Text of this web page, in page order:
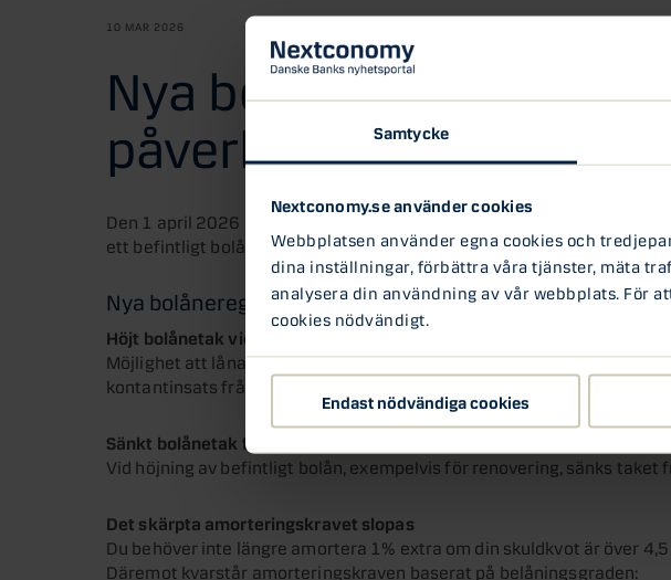
Samtycke
Nextconomy.se använder cookies
Webbplatsen använder egna cookies och
dina inställningar, förbättra våra tjänster, mäta
analysera din användning av vår webbplats. För
cookies nödvändigt.
Endast nödvändiga cookies
10 MAR 2026
Nya bolåneregler – så
påverkas
Den 1 april 2026 införs nya bolåneregler som kan påverkar dig som
ett befintligt bolån. Här är en sammanfattning av förändringarna.
Nya bolåneregler 1 april 2026
Höjt bolånetak vid köp av bostad
Möjlighet att låna upp till 90% av bostadens värde (tidigare 85%).
kontantinsats från 15% till 10%.
Sänkt bolånetak för tilläggslån
Vid höjning av befintligt bolån, exempelvis för renovering, sänks taket
Det skärpta amorteringskravet slopas
Du behöver inte längre amortera 1% extra om din skuldkvot är över
Däremot kvarstår amorteringskraven baserat på belåningsgraden: